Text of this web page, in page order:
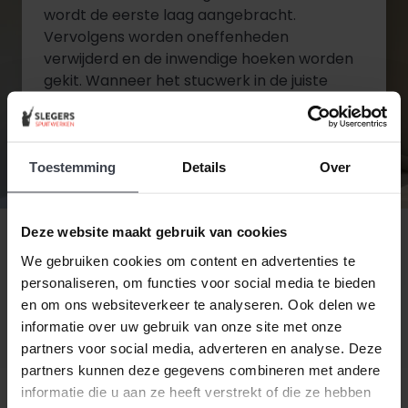
Toestemming Details Over
Deze website maakt gebruik van cookies
We gebruiken cookies om content en advertenties te
personaliseren, om functies voor social media te bieden
en om ons websiteverkeer te analyseren. Ook delen we
informatie over uw gebruik van onze site met onze
partners voor social media, adverteren en analyse. Deze
partners kunnen deze gegevens combineren met andere
informatie die u aan ze heeft verstrekt of die ze hebben
wordt de eerste laag aangebracht.
Vervolgens worden oneffenheden
verwijderd en de inwendige hoeken worden
gekit. Wanneer het stucwerk in de juiste
staat is wordt de tweede en laatste laag
aangebracht.
Contact opnemen